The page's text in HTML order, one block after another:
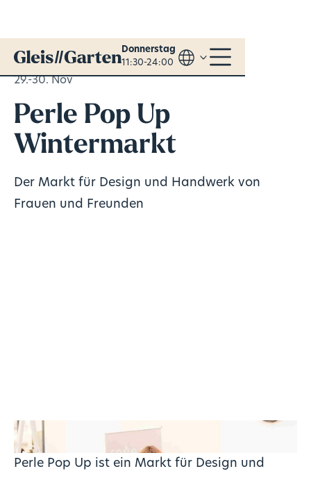
Donnerstag
11:30-24:00
29.-30. Nov
Perle Pop Up
Wintermarkt
Der Markt für Design und Handwerk von
Frauen und Freunden
Perle Pop Up ist ein Markt für Design und